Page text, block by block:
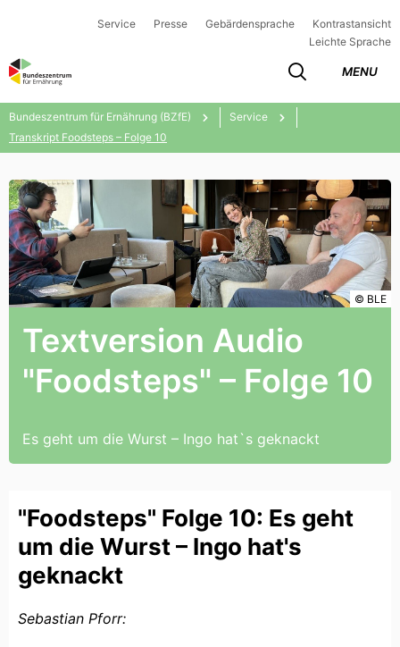
Service Presse Gebärdensprache
Kontrastansicht
Leichte Sprache
MENU
Bundeszentrum für Ernährung (BZfE)
Service
Transkript Foodsteps – Folge 10
Textversion Audio
"Foodsteps" – Folge 10
Es geht um die Wurst – Ingo hat`s geknackt
© BLE
"Foodsteps" Folge 10: Es geht
um die Wurst – Ingo hat's
geknackt
Sebastian Pforr: